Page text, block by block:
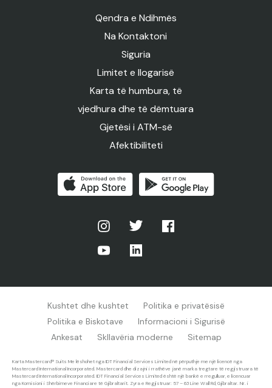
Qendra e Ndihmës
Na Kontaktoni
Siguria
Limitet e llogarisë
Karta të humbura, të
vjedhura dhe të dëmtuara
Gjetësi i ATM-së
Afektibiliteti
Kushtet dhe kushtet
Politika e privatësisë
Politika e Biskotave
Informacioni i Sigurisë
Ankesat
Skllavëria moderne Sitemap
Karta Mastercard® Suits Me lëshohet nga IDT Financial Services Limited në përputhje me një licencë nga
Mastercard International Incorporated. Mastercard dhe dizajni i rrathëve janë marka tregtare të regjistruara të
Mastercard International Incorporated. IDT Financial Services Limited është një bankë e rregulluar, e licencuar
nga Komisioni i Shërbimeve Financiare të Gjibraltarit. Zyra e Regjistruar: 57 – 63 Line Wall Rd, Gjibraltar. Nr. i